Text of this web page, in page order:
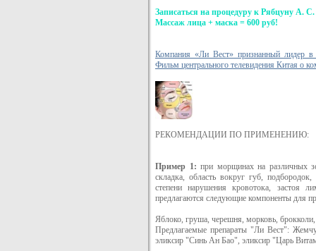
Записаться на процедуру к Рябцуну А.
Массаж лица + маска = 600 руб!
Компания «Ли Вест» признанный лидер
Фильм центрального телевидения Китая о
РЕКОМЕНДАЦИИ ПО ПРИМЕНЕНИЮ:
Пример 1: при морщинах на различных
складка, область вокруг губ,
степени нарушения кровотока, застоя
предлагаются следующие компоненты для
Яблоко, груша, черешня, морковь,
Предлагаемые препараты "Ли Вест":
эликсир "Синь Ан Бао", эликсир "Царь